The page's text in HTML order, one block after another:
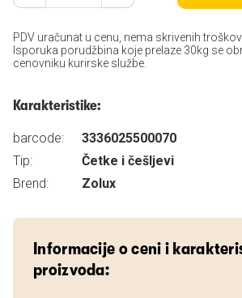
PDV uračunat u cenu, nema skrivenih
Isporuka porudžbina koje prelaze 30kg se
cenovniku kurirske službe.
Karakteristike:
barcode:
3336025500070
Tip:
Četke i češljevi
Brend:
Zolux
Informacije o ceni i
proizvoda: